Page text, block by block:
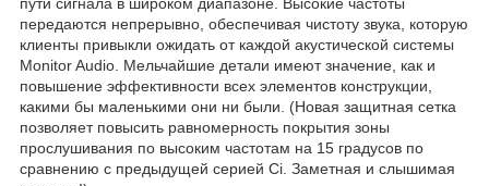
пути сигнала в широком диапазоне. Высокие частоты
передаются непрерывно, обеспечивая чистоту звука, которую
клиенты привыкли ожидать от каждой акустической системы
Monitor Audio. Мельчайшие детали имеют значение, как и
повышение эффективности всех элементов конструкции,
какими бы маленькими они ни были. (Новая защитная сетка
позволяет повысить равномерность покрытия зоны
прослушивания по высоким частотам на 15 градусов по
сравнению с предыдущей серией Ci. Заметная и слышимая